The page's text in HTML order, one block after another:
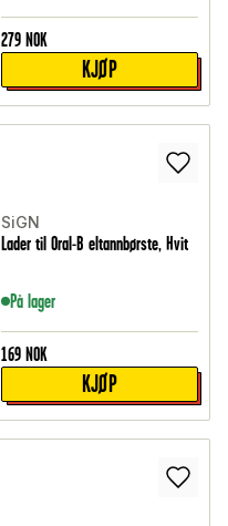
279 NOK
KJØP
SiGN
Lader til Oral-B eltannbørste, Hvit
På lager
169 NOK
KJØP